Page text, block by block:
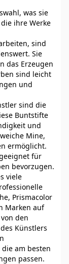
was sie
ihre Werke
sind
Sie
das Erzeugen
sind leicht
und
sind die
Buntstifte
und
Mine,
ermöglicht.
für
bevorzugen.
viele
Prismacolor
Marken auf
den
Künstlers
am besten
passen.